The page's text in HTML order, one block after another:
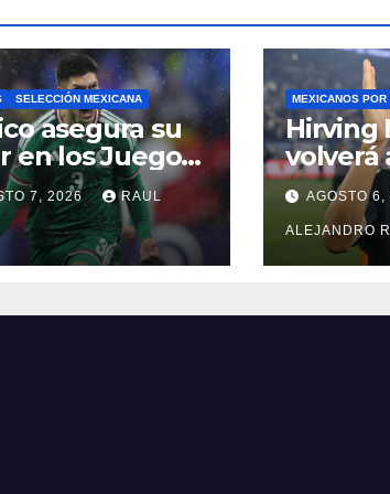
SELECCIÓN MEXICANA
asegura su
en los Juegos
de Los
2028
7, 2026 RAUL
MEXICANOS POR
Hirving
volverá
Galaxy
AGOSTO 6,
ALEJANDRO